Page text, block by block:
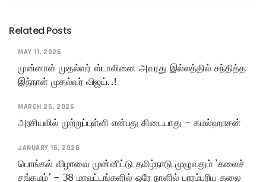
Related Posts
MAY 11, 2026
முன்னாள் முதல்வர் ஸ்டாலினை அவரது இல்லத்தில் சந்தித்த
இந்நாள் முதல்வர் விஜய்..!
MARCH 25, 2026
அரசியலில் முற்றுப்புள்ளி என்பது கிடையாது – கமல்ஹாசன்
JANUARY 16, 2026
பொங்கல் விழாவை முன்னிட்டு தமிழ்நாடு முழுவதும் ‘கலைச்
சங்கமம்’ – 38 மாவட்டங்களில் ஒரே நாளில் பாரம்பரிய கலை